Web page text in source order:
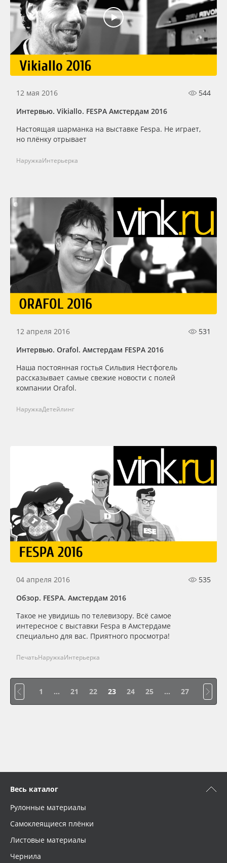
12 мая 2016
544
Интервью. Vikiallo. FESPA Амстердам 2016
Настоящая шарманка на выставке Fespа. Не играет,
но плёнку отрывает
НаружкаИнтерьерка
12 апреля 2016
531
Интервью. Orafol. Амстердам FESPA 2016
Наша постоянная гостья Сильвия Нестфогель
рассказывает самые свежие новости с полей
компании Orafol.
НаружкаДетейлинг
04 апреля 2016
535
Обзор. FESPA. Амстердам 2016
Такое не увидишь по телевизору. Всё самое
интересное с выставки Fespa в Амстердаме
специально для вас. Приятного просмотра!
ПечатьНаружкаИнтерьерка
1 ... 21 22 23 24 25 ... 27
Весь каталог
Рулонные материалы
Самоклеящиеся плёнки
Листовые материалы
Чернила